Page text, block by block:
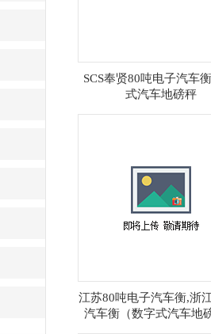
SCS奉贤80吨电子汽车
式汽车地磅秤
江苏80吨电子汽车衡,浙
汽车衡（数字式汽车地